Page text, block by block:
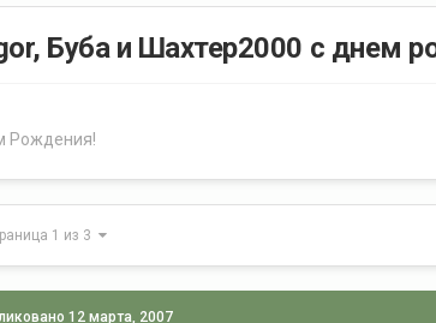
Буба и Шахтер2000 с днем
Рождения!
1 из 3
12 марта, 2007